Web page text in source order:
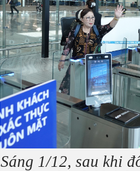
Sáng 1/12, sau khi